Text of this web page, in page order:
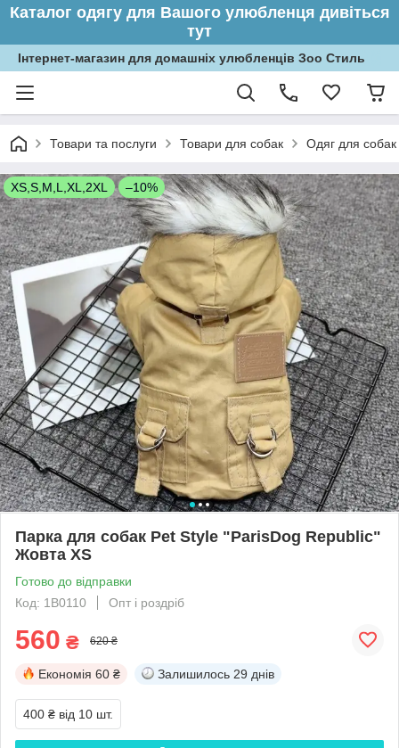
Каталог одягу для Вашого улюбленця дивіться
тут
Інтернет-магазин для домашніх улюбленців Зоо Стиль
Товари та послуги Товари для собак Одяг для собак
XS,S,M,L,XL,2XL –10%
Парка для собак Pet Style "ParisDog Republic"
Жовта XS
Готово до відправки
Код: 1B0110
Опт і роздріб
560 ₴ 620 ₴
Економія 60 ₴ Залишилось 29 днів
400 ₴ від 10 шт.